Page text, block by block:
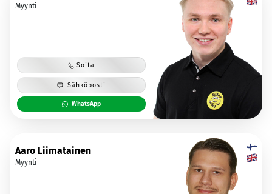
Myynti
Soita
Sähköposti
WhatsApp
Aaro Liimatainen
Myynti